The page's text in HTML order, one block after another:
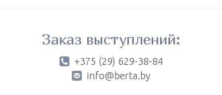
Заказ выступлений:
+375 (29) 629-38-84
info@berta.by